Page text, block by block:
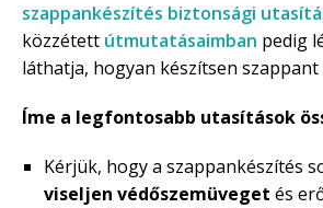
szappankészítés biztonsági
közzétett útmutatásaimban pedig
láthatja, hogyan készítsen szappant
Íme a legfontosabb utasítások
Kérjük, hogy a szappankészítés
viseljen védőszemüveget és